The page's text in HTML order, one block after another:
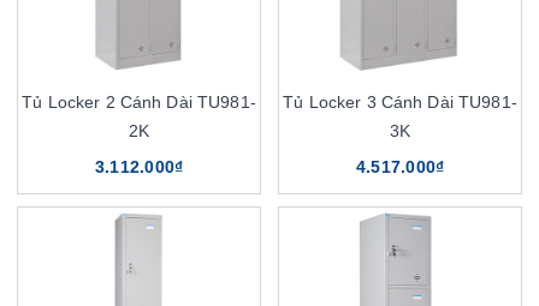
Tủ Locker 2 Cánh Dài TU981-
2K
3.112.000₫
Tủ Locker 3 Cánh Dài TU981-
3K
4.517.000₫